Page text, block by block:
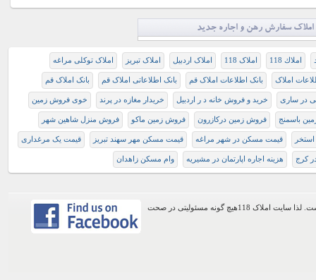
املاک سفارش رهن و اجاره جدید
املاك 118 املاک 118 املاک اردبیل املاک تبریز املاک توکلی مراغه
املاک بانک اطلاعات املاک قم بانک اطلاعاتی املاک قم بانک املاک قم
در ساری خرید و فروش خانه د ر اردبیل خریدار مغازه در پرند خوی فروش زمین
باسمنج فروش زمین درکازرون فروش زمین ماکو فروش منزل شاهین شهر
قیمت مسکن در شهر مراغه قیمت مسکن مهر سهند تبریز قیمت یک مرغداری
کرج هزینه اجاره اپارتمان در مشیریه وام مسکن زاهدان
اطلاعات موجود در این وب سایت از طریق کاربران عمومی سایت ثبت شده است. لذا سایت املاک 118هیچ گونه مسئولیتی در صحت